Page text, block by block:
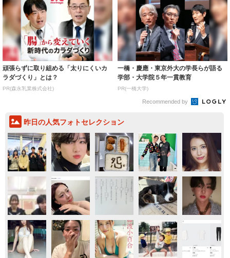
頑張らずに取り組める「太りにくいカ
ラダづくり」とは？
PR(森永乳業株式会社)
一橋・慶應・東京外大の学長らが語る
学部・大学院５年一貫教育
PR(一橋大学)
Recommended by
昨日の人気フォトセレクション